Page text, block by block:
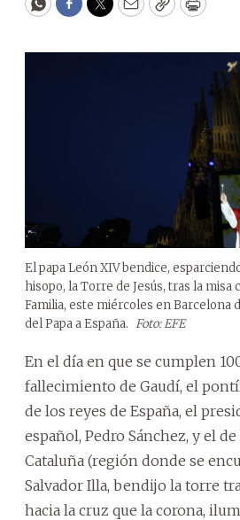
WhatsApp
Facebook
Twitter
EmailCopyPrint
El papa León XIV bendice,
hisopo, la Torre de Jesús, tras la misa
Familia, este miércoles en Barcelona
del Papa a España. Foto: EFE
En el día en que se cumplen
fallecimiento de Gaudí, el
de los reyes de España, el
español, Pedro Sánchez, y el
Cataluña (región donde se
Salvador Illa, bendijo la torre
hacia la cruz que la corona,